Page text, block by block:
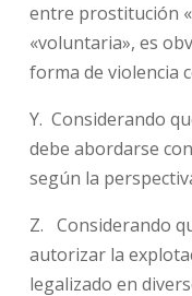
entre prostitución
«voluntaria», es
forma de violencia
Y. Considerando
debe abordarse
según la
Z. Considerando
autorizar la
legalizado en